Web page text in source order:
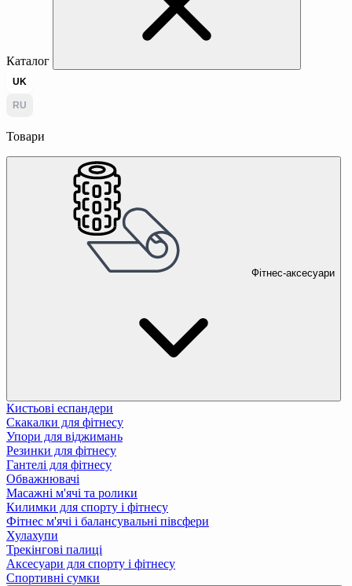
Каталог
UK
RU
Товари
Фітнес-аксесуари
Кистьові еспандери
Скакалки для фітнесу
Упори для віджимань
Резинки для фітнесу
Гантелі для фітнесу
Обважнювачі
Масажні м'ячі та ролики
Килимки для спорту і фітнесу
Фітнес м'ячі і балансувальні півсфери
Хулахупи
Трекінгові палиці
Аксесуари для спорту і фітнесу
Спортивні сумки